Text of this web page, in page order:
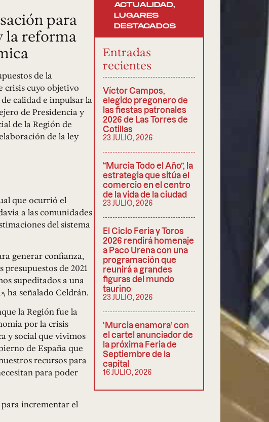
para
la reforma
de la
crisis cuyo objetivo
calidad e impulsar la
de Presidencia y
de la Región de
de la ley
que ocurrió el
a las comunidades
del sistema
generar confianza,
de 2021
supeditados a una
ha señalado Celdrán.
la Región fue la
por la crisis
y social que vivimos
de España que
recursos para
para poder
incrementar el
ACTUALIDAD,
LUGARES
DESTACADOS
Entradas
recientes
Víctor Campos,
elegido pregonero de
las fiestas patronales
2026 de Las Torres de
Cotillas
23 JULIO, 2026
“Murcia Todo el Año”, la
estrategia que sitúa el
comercio en el centro
de la vida de la ciudad
23 JULIO, 2026
El Ciclo Feria y Toros
2026 rendirá homenaje
a Paco Ureña con una
programación que
reunirá a grandes
figuras del mundo
taurino
23 JULIO, 2026
‘Murcia enamora’ con
el cartel anunciador de
la próxima Feria de
Septiembre de la
capital
16 JULIO, 2026